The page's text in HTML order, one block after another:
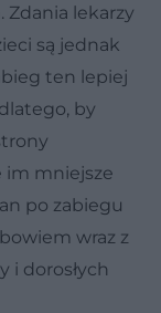
Zdania lekarzy
są jednak
ten lepiej
by
im mniejsze
po zabiegu
wraz z
i dorosłych